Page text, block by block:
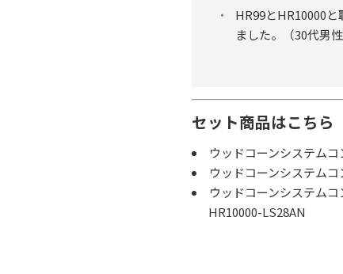
HR99とHR10000
ました。（30代男性
セット商品はこちら
ウッドコーンシステム
ウッドコーンシステム
ウッドコーンシステム
HR10000-LS28AN